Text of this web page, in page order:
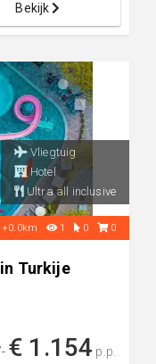
Bekijk
Vliegtuig
Hotel
Ultra all inclusive
1 0 0
Turkije
€ 1.154 p.p.